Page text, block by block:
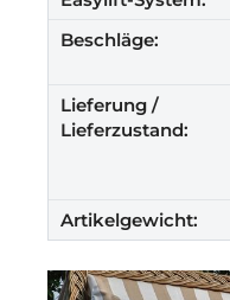
Beschläge:
Lieferung /
Lieferzustand:
Artikelgewicht: